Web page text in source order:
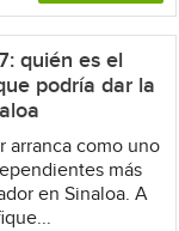
quién es el
podría dar la
arranca como uno
más
en Sinaloa. A